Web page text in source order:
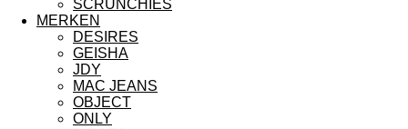
SCRUNCHIES
MERKEN
DESIRES
GEISHA
JDY
MAC JEANS
OBJECT
ONLY